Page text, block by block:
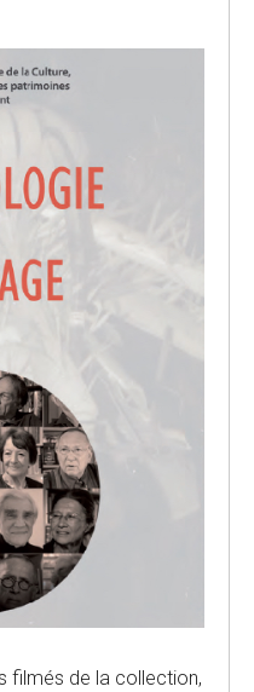
filmés de la collection,